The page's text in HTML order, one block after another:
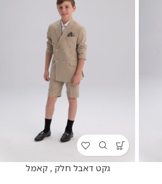
גקט דאבל חלק , קאמל